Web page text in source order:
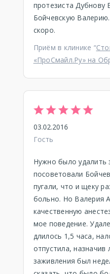
протезиста Дубнову
Бойчевскую
скоро.
Приём в клинике “
«ПроСмайл.Ру» на
03.02.2016
Гость
Нужно было удалить
посоветовали
пугали, что и щеку
больно. Но Валерия
качественную
мое поведение.
длилось 1,5 часа,
отпустила, назначив
заживления был